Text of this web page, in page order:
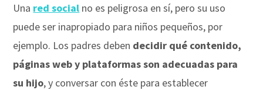
Una red social no es peligrosa en sí, pero su uso
puede ser inapropiado para niños pequeños, por
ejemplo. Los padres deben decidir qué contenido,
páginas web y plataformas son adecuadas para
su hijo, y conversar con éste para establecer